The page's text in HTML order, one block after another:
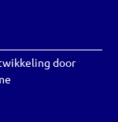
door